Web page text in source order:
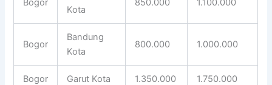
Bogor
Kota
850.000 1.100.000
Bogor
Bandung
Kota
800.000 1.000.000
Bogor Garut Kota 1.350.000 1.750.000